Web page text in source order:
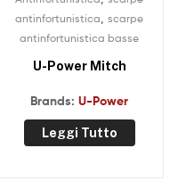
antinfortunistica scarpe
antinfortunistica basse
U-Power Mitch
Brands: U-Power
Leggi Tutto